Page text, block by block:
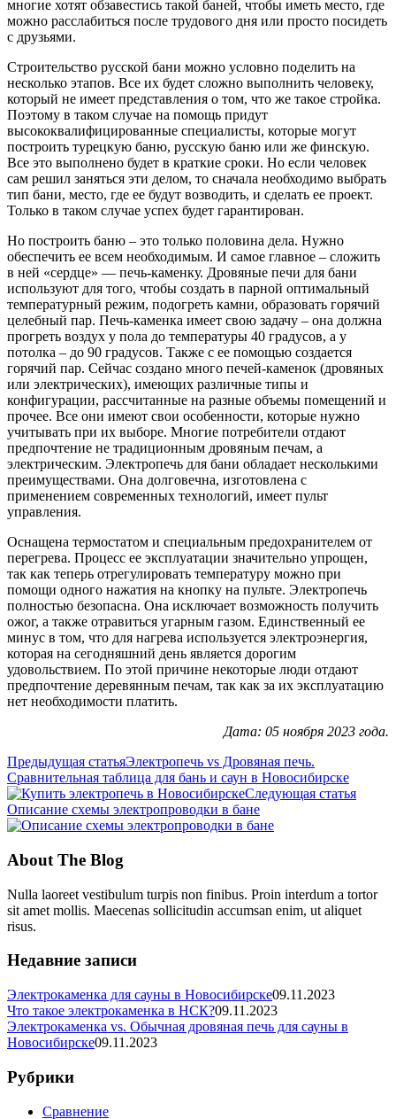
многие хотят обзавестись такой баней, чтобы иметь место, где
можно расслабиться после трудового дня или просто посидеть
с друзьями.
Строительство русской бани можно условно поделить на
несколько этапов. Все их будет сложно выполнить человеку,
который не имеет представления о том, что же такое стройка.
Поэтому в таком случае на помощь придут
высококвалифицированные специалисты, которые могут
построить турецкую баню, русскую баню или же финскую.
Все это выполнено будет в краткие сроки. Но если человек
сам решил заняться эти делом, то сначала необходимо выбрать
тип бани, место, где ее будут возводить, и сделать ее проект.
Только в таком случае успех будет гарантирован.
Но построить баню – это только половина дела. Нужно
обеспечить ее всем необходимым. И самое главное – сложить
в ней «сердце» — печь-каменку. Дровяные печи для бани
используют для того, чтобы создать в парной оптимальный
температурный режим, подогреть камни, образовать горячий
целебный пар. Печь-каменка имеет свою задачу – она должна
прогреть воздух у пола до температуры 40 градусов, а у
потолка – до 90 градусов. Также с ее помощью создается
горячий пар. Сейчас создано много печей-каменок (дровяных
или электрических), имеющих различные типы и
конфигурации, рассчитанные на разные объемы помещений и
прочее. Все они имеют свои особенности, которые нужно
учитывать при их выборе. Многие потребители отдают
предпочтение не традиционным дровяным печам, а
электрическим. Электропечь для бани обладает несколькими
преимуществами. Она долговечна, изготовлена с
применением современных технологий, имеет пульт
управления.
Оснащена термостатом и специальным предохранителем от
перегрева. Процесс ее эксплуатации значительно упрощен,
так как теперь отрегулировать температуру можно при
помощи одного нажатия на кнопку на пульте. Электропечь
полностью безопасна. Она исключает возможность получить
ожог, а также отравиться угарным газом. Единственный ее
минус в том, что для нагрева используется электроэнергия,
которая на сегодняшний день является дорогим
удовольствием. По этой причине некоторые люди отдают
предпочтение деревянным печам, так как за их эксплуатацию
нет необходимости платить.
Дата: 05 ноября 2023 года.
Предыдущая статьяЭлектропечь vs Дровяная печь.
Сравнительная таблица для бань и саун в Новосибирске
Следующая статья
Описание схемы электропроводки в бане
About The Blog
Nulla laoreet vestibulum turpis non finibus. Proin interdum a tortor
sit amet mollis. Maecenas sollicitudin accumsan enim, ut aliquet
risus.
Недавние записи
Электрокаменка для сауны в Новосибирске09.11.2023
Что такое электрокаменка в НСК?09.11.2023
Электрокаменка vs. Обычная дровяная печь для сауны в
Новосибирске09.11.2023
Рубрики
Сравнение